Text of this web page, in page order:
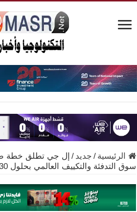
الرئيسية / جديد / إل جي تطلق خطة
سوق التدفئة والتكييف العالمي بحلول 2030